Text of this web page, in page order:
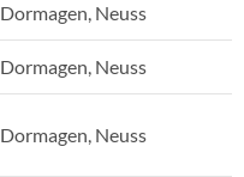
Dormagen, Neuss
Dormagen, Neuss
Dormagen, Neuss